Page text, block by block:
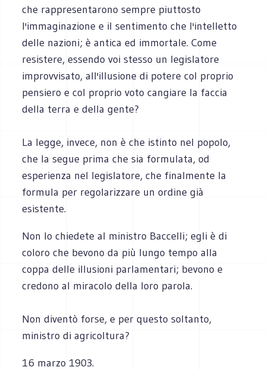
che rappresentarono sempre piuttosto
l'immaginazione e il sentimento che l'intelletto
delle nazioni; è antica ed immortale. Come
resistere, essendo voi stesso un legislatore
improvvisato, all'illusione di potere col proprio
pensiero e col proprio voto cangiare la faccia
della terra e della gente?
La legge, invece, non è che istinto nel popolo,
che la segue prima che sia formulata, od
esperienza nel legislatore, che finalmente la
formula per regolarizzare un ordine già
esistente.
Non lo chiedete al ministro Baccelli; egli è di
coloro che bevono da più lungo tempo alla
coppa delle illusioni parlamentari; bevono e
credono al miracolo della loro parola.
Non diventò forse, e per questo soltanto,
ministro di agricoltura?
16 marzo 1903.